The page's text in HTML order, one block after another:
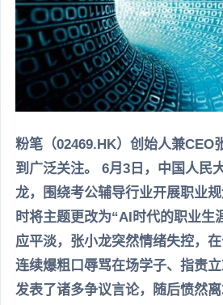
粉笔（02469.HK）创始人兼CEO
到广泛关注。 6月3日，中国人民
龙，围绕考公辅导行业开展职业
时将主题更改为“AI时代的职业生
应平淡，张小龙突然情绪失控，
连续爆粗口辱骂在场学子、指责
发表了诸多争议言论，随后愤然